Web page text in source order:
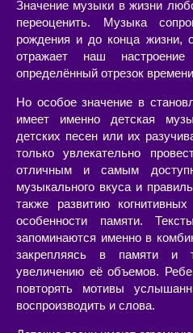
Значение музыки в жизни
переоценить. Музыка
рождения и до конца жизни,
отражает наш
определённый отрезок
Но особое значение в
имеет именно детская
детских песен или их
только увлекательно
отличным и самым
музыкального вкуса и
также развитию
особенности памяти.
запоминаются именно в
закрепляясь в памяти и
увеличению её объемов.
повторять мотивы
воспроизводить и слова.